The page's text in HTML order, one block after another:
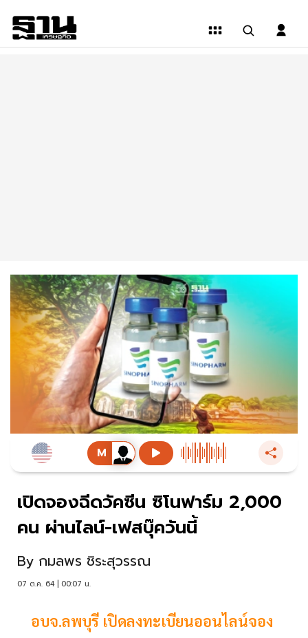
เปิดจองฉีดวัคซีน ซิโนฟาร์ม 2,000
คน ผ่านไลน์-เฟสบุ๊ควันนี้
By กมลพร ชิระสุวรรณ
07 ต.ค. 64 | 00:07 น.
อบจ.ลพบุรี เปิดลงทะเบียนออนไลน์จอง